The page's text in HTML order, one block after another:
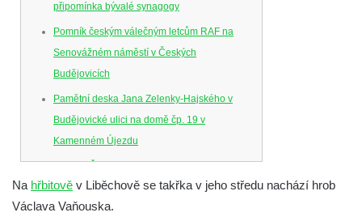
připomínka bývalé synagogy
Pomník českým válečným letcům RAF na
Senovážném náměstí v Českých
Budějovicích
Pamětní deska Jana Zelenky-Hajského v
Budějovické ulici na domě čp. 19 v
Kamenném Újezdu
Kamenném Újezdě
Kenotaf Václava B. Hájka na starém
Na hřbitově v Liběchově se takřka v jeho středu nachází hrob
Václava Vaňouska.